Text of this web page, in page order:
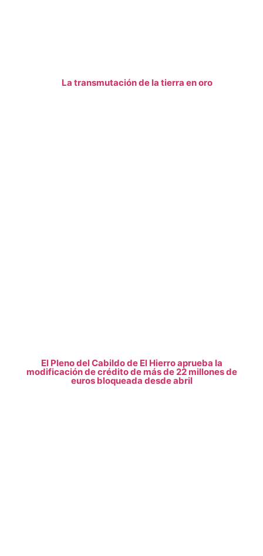
La transmutación de la tierra en oro
El Pleno del Cabildo de El Hierro aprueba la
modificación de crédito de más de 22 millones de
euros bloqueada desde abril